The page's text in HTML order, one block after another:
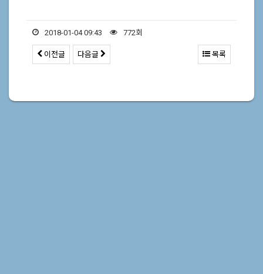
2018-01-04 09:43 772회
이전글 다음글 목록